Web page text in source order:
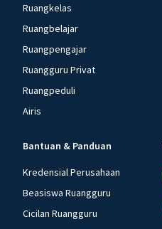
Ruangkelas
Ruangbelajar
Ruangpengajar
Ruangguru Privat
Ruangpeduli
Airis
Bantuan & Panduan
Kredensial Perusahaan
Beasiswa Ruangguru
Cicilan Ruangguru